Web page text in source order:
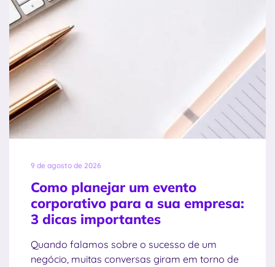
9 de agosto de 2026
Como planejar um evento
corporativo para a sua empresa:
3 dicas importantes
Quando falamos sobre o sucesso de um
negócio, muitas conversas giram em torno de